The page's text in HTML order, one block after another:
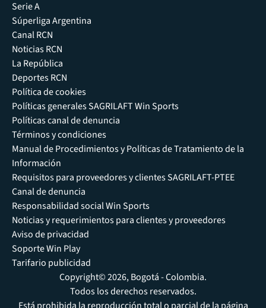
Serie A
Súperliga Argentina
Canal RCN
Noticias RCN
La República
Deportes RCN
Política de cookies
Políticas generales SAGRILAFT Win Sports
Políticas canal de denuncia
Términos y condiciones
Manual de Procedimientos y Políticas de Tratamiento de la
Información
Requisitos para proveedores y clientes SAGRILAFT-PTEE
Canal de denuncia
Responsabilidad social Win Sports
Noticias y requerimientos para clientes y proveedores
Aviso de privacidad
Soporte Win Play
Tarifario publicidad
Copyright© 2026, Bogotá - Colombia.
Todos los derechos reservados.